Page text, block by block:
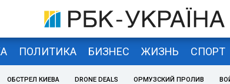
ПОЛИТИКА БИЗНЕС ЖИЗНЬ СПОРТ
ОБСТРЕЛ КИЕВА DRONE DEALS ОРМУЗСКИЙ ПРОЛИВ